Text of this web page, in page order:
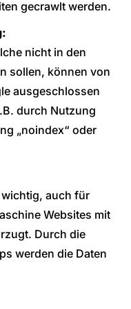
gecrawlt werden.
nicht in den
sollen, können von
ausgeschlossen
durch Nutzung
„noindex“ oder
wichtig, auch für
Websites mit
Durch die
werden die Daten